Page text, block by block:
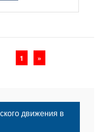
1 »
движения в